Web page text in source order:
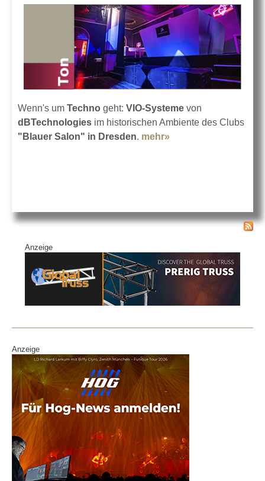
Wenn's um Techno geht: VIO-Systeme von
dBTechnologies im historischen Ambiente des Clubs
"Blauer Salon" in Dresden. mehr»
Anzeige
Anzeige